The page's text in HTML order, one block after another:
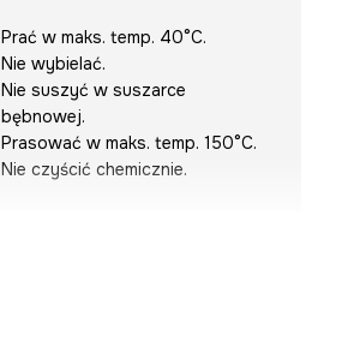
Prać w maks. temp. 40°C.
Nie wybielać.
Nie suszyć w suszarce
bębnowej.
Prasować w maks. temp. 150°C.
Nie czyścić chemicznie.